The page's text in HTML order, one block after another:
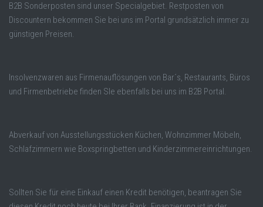
B2B Sonderposten sind unser Specialgebiet. Restposten von
Discountern bekommen Sie bei uns im Portal grundsätzlich immer zu
günstigen Preisen.
Insolvenzwaren aus Firmenauflösungen von Bar´s, Restaurants, Büros
und Firmenbetriebe finden SIe ebenfalls bei uns im B2B Portal.
Abverkauf von Ausstellungsstücken Küchen, Wohnzimmer Möbeln,
Schlafzimmern wie Boxspringbetten und Kinderzimmereinrichtungen.
Sollten Sie für eine Einkauf einen Kredit benötigen, beantragen Sie